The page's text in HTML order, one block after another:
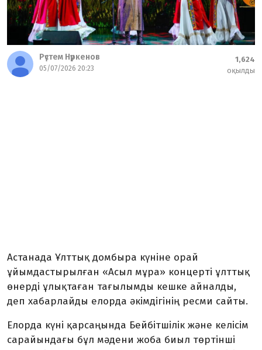
Рүстем Нүркенов
05/07/2026 20:23
1,624
оқылды
Астанада Ұлттық домбыра күніне орай
ұйымдастырылған «Асыл мұра» концерті ұлттық
өнерді ұлықтаған тағылымды кешке айналды,
деп хабарлайды елорда әкімдігінің ресми сайты.
Елорда күні қарсаңында Бейбітшілік және келісім
сарайындағы бұл мәдени жоба биыл төртінші